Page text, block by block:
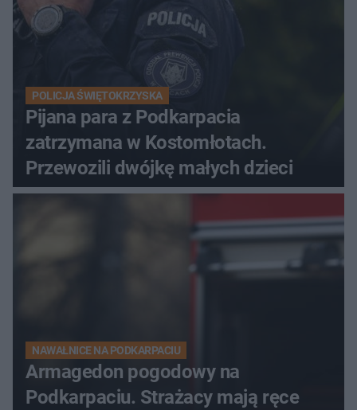
POLICJA ŚWIĘTOKRZYSKA
Pijana para z Podkarpacia
zatrzymana w Kostomłotach.
Przewozili dwójkę małych dzieci
NAWAŁNICE NA PODKARPACIU
Armagedon pogodowy na
Podkarpaciu. Strażacy mają ręce